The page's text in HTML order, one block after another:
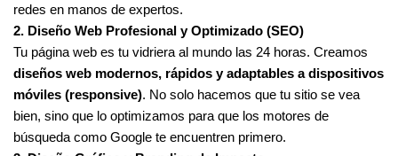
redes en manos de expertos.
2. Diseño Web Profesional y Optimizado (SEO)
Tu página web es tu vidriera al mundo las 24 horas. Creamos
diseños web modernos, rápidos y adaptables a dispositivos
móviles (responsive). No solo hacemos que tu sitio se vea
bien, sino que lo optimizamos para que los motores de
búsqueda como Google te encuentren primero.